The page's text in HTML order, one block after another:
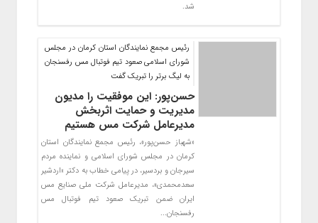
شد.
رئیس مجمع نمایندگان استان کرمان در مجلس
شورای اسلامی صعود تیم فوتبال مس رفسنجان
به لیگ برتر را تبریک گفت
حسن‌پور: این موفقیت را مدیون
مدیریت و حمایت اثربخش
مدیرعامل شرکت مس هستیم
«شهباز حسن‌پور»، رئیس مجمع نمایندگان استان
کرمان در مجلس شورای اسلامی و نماینده مردم
سیرجان و بردسیر، در پیامی خطاب به دکتر «اردشیر
سعدمحمدی»، مدیرعامل شرکت ملی صنایع مس
ایران ضمن تبریک صعود تیم فوتبال مس
رفسنجان...